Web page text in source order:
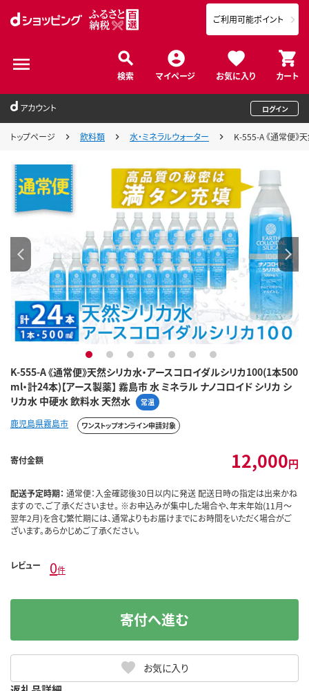
検索 マイページ お気に入り カート
ご利用可能ポイント
アカウント ログイン
トップページ 飲料類 水・ミネラルウォーター K-555-A 《通常便》
K-555-A 《通常便》天然シリカ水・アースコロイダルシリカ100(1本500
ml・計24本)【アース製薬】 霧島市 水 ミネラル ナノコロイド シリカ シ
リカ水 中硬水 飲料水 天然水
常温
1 2 3 4 5 6 7
鹿児島県霧島市 ワンストップオンライン申請対象
寄付金額 12,000円
配送予定時期： 通常便：入金確認後30日以内に発送 配送日時の指定は出来かね
ますので、ご了承くださいませ。 ※お申込みが集中した場合や、年末年始(11月～
翌年2月)を含む繁忙期には、通常よりもお届けまでにお時間をいただく場合がご
ざいます。あらかじめご了承ください。
レビュー 0件
お気に入り
寄付へ進む